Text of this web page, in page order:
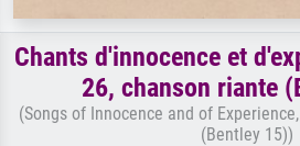
Chants d'innocence et
26, chanson riante
(Songs of Innocence and of
(Bentley 15))